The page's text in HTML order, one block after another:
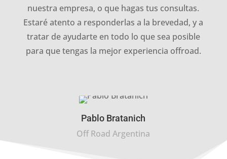
nuestra empresa, o que hagas tus consultas.
Estaré atento a responderlas a la brevedad, y a
tratar de ayudarte en todo lo que sea posible
para que tengas la mejor experiencia offroad.
Pablo Bratanich
Off Road Argentina